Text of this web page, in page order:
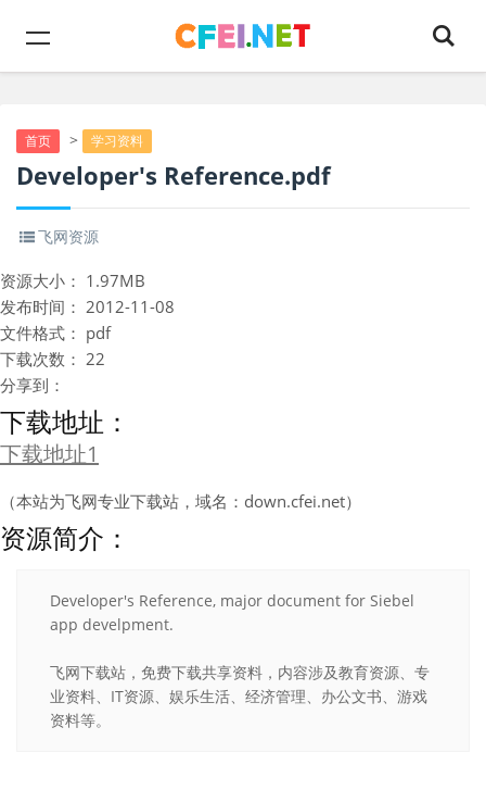
首页 > 学习资料
Developer's Reference.pdf
飞网资源
资源大小： 1.97MB
发布时间： 2012-11-08
文件格式： pdf
下载次数： 22
分享到：
下载地址：
下载地址1
（本站为飞网专业下载站，域名：down.cfei.net）
资源简介：
Developer's Reference, major document for Siebel
app develpment.
飞网下载站，免费下载共享资料，内容涉及教育资源、专
业资料、IT资源、娱乐生活、经济管理、办公文书、游戏
资料等。